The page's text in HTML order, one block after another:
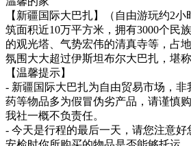
【新疆国际大巴扎】（自由游玩约2
筑面积近10万平方米，拥有3000个民
的观光塔、气势宏伟的清真寺等，占
氛围大大超过伊斯坦布尔大巴扎，堪称
【温馨提示】
- 新疆国际大巴扎为自由贸易市场，
药等物品多为假冒伪劣产品，请谨慎
我社一概不负责任。
- 今天是行程的最后一天，请您注意